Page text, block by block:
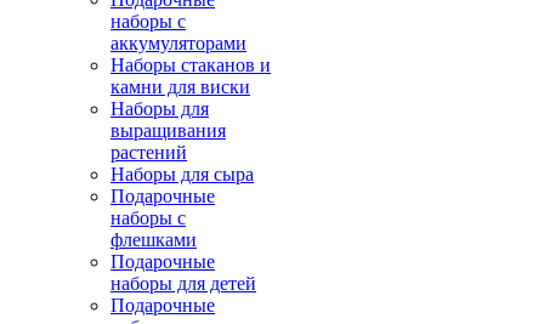
наборы с
аккумуляторами
Наборы стаканов и
камни для виски
Наборы для
выращивания
растений
Наборы для сыра
Подарочные
наборы с
флешками
Подарочные
наборы для детей
Подарочные